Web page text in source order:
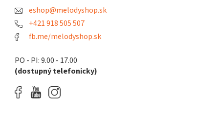
eshop@melodyshop.sk
+421 918 505 507
fb.me/melodyshop.sk
PO - PI: 9.00 - 17.00
(dostupný telefonicky)